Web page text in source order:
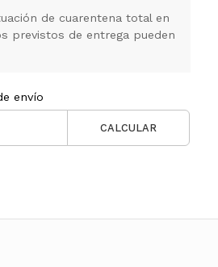
de cuarentena total en
previstos de entrega pueden
envío
CALCULAR